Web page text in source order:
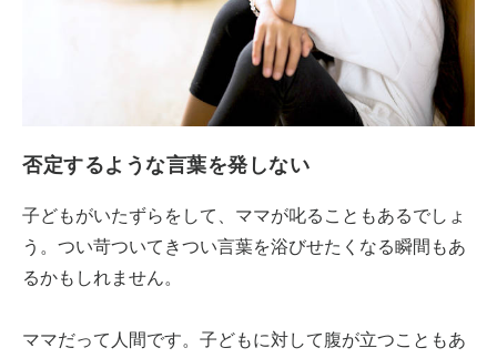
否定するような言葉を発しない
子どもがいたずらをして、ママが叱ることもあるでしょ
う。つい苛ついてきつい言葉を浴びせたくなる瞬間もあ
るかもしれません。
ママだって人間です。子どもに対して腹が立つこともあ